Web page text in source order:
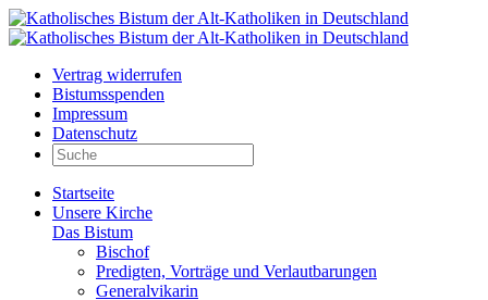
Vertrag widerrufen
Bistumsspenden
Impressum
Datenschutz
Startseite
Unsere Kirche
Das Bistum
Bischof
Predigten, Vorträge und Verlautbarungen
Generalvikarin